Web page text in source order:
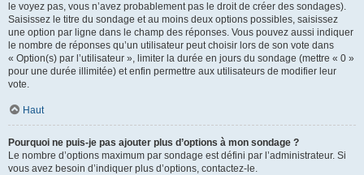
le voyez pas, vous n’avez probablement pas le droit de créer des sondages).
Saisissez le titre du sondage et au moins deux options possibles, saisissez
une option par ligne dans le champ des réponses. Vous pouvez aussi indiquer
le nombre de réponses qu’un utilisateur peut choisir lors de son vote dans
« Option(s) par l’utilisateur », limiter la durée en jours du sondage (mettre « 0 »
pour une durée illimitée) et enfin permettre aux utilisateurs de modifier leur
vote.
Haut
Pourquoi ne puis-je pas ajouter plus d’options à mon sondage ?
Le nombre d’options maximum par sondage est défini par l’administrateur. Si
vous avez besoin d’indiquer plus d’options, contactez-le.